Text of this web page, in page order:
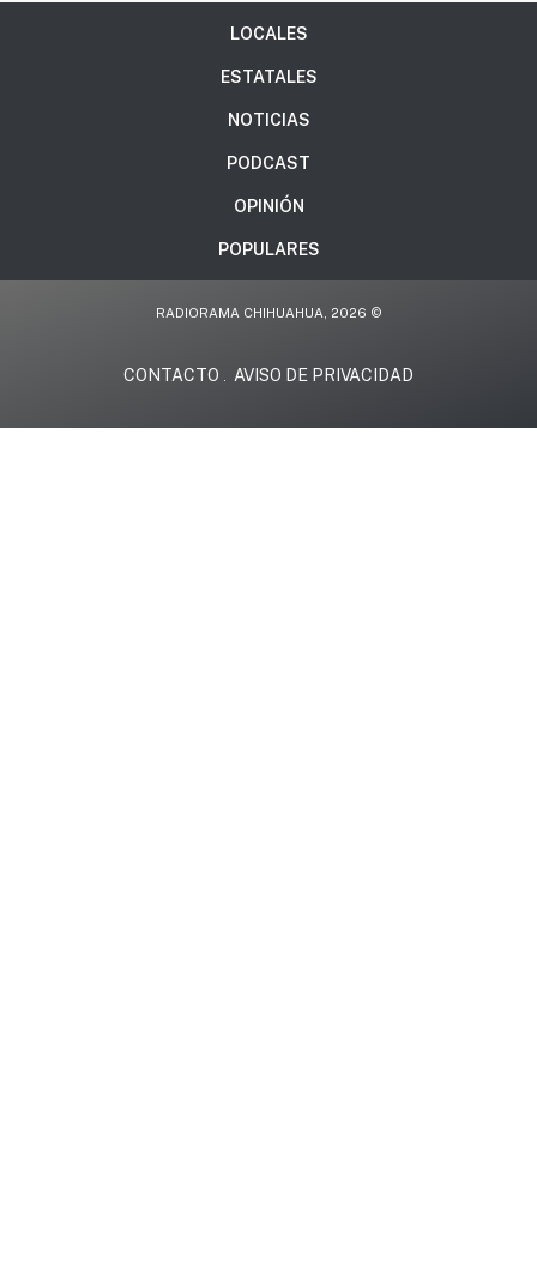
LOCALES
ESTATALES
NOTICIAS
PODCAST
OPINIÓN
POPULARES
RADIORAMA CHIHUAHUA, 2026 ©
CONTACTO AVISO DE PRIVACIDAD